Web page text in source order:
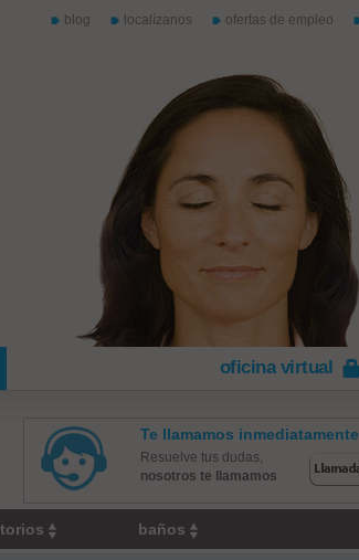
blog localízanos ofertas de empleo
oficina virtual
Te llamamos inmediatamente
Resuelve tus dudas,
nosotros te llamamos
baños